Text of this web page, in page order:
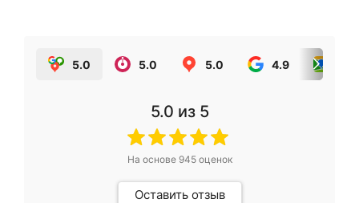
5.0 5.0 5.0 4.9
5.0 из 5
На основе 945оценок
Оставить отзыв